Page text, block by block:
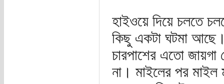
হাইওয়ে দিয়ে চলতে
কিছু একটা ঘটমা
চারপাশের এতো জায়গা
না। মাইলের পর মাইল